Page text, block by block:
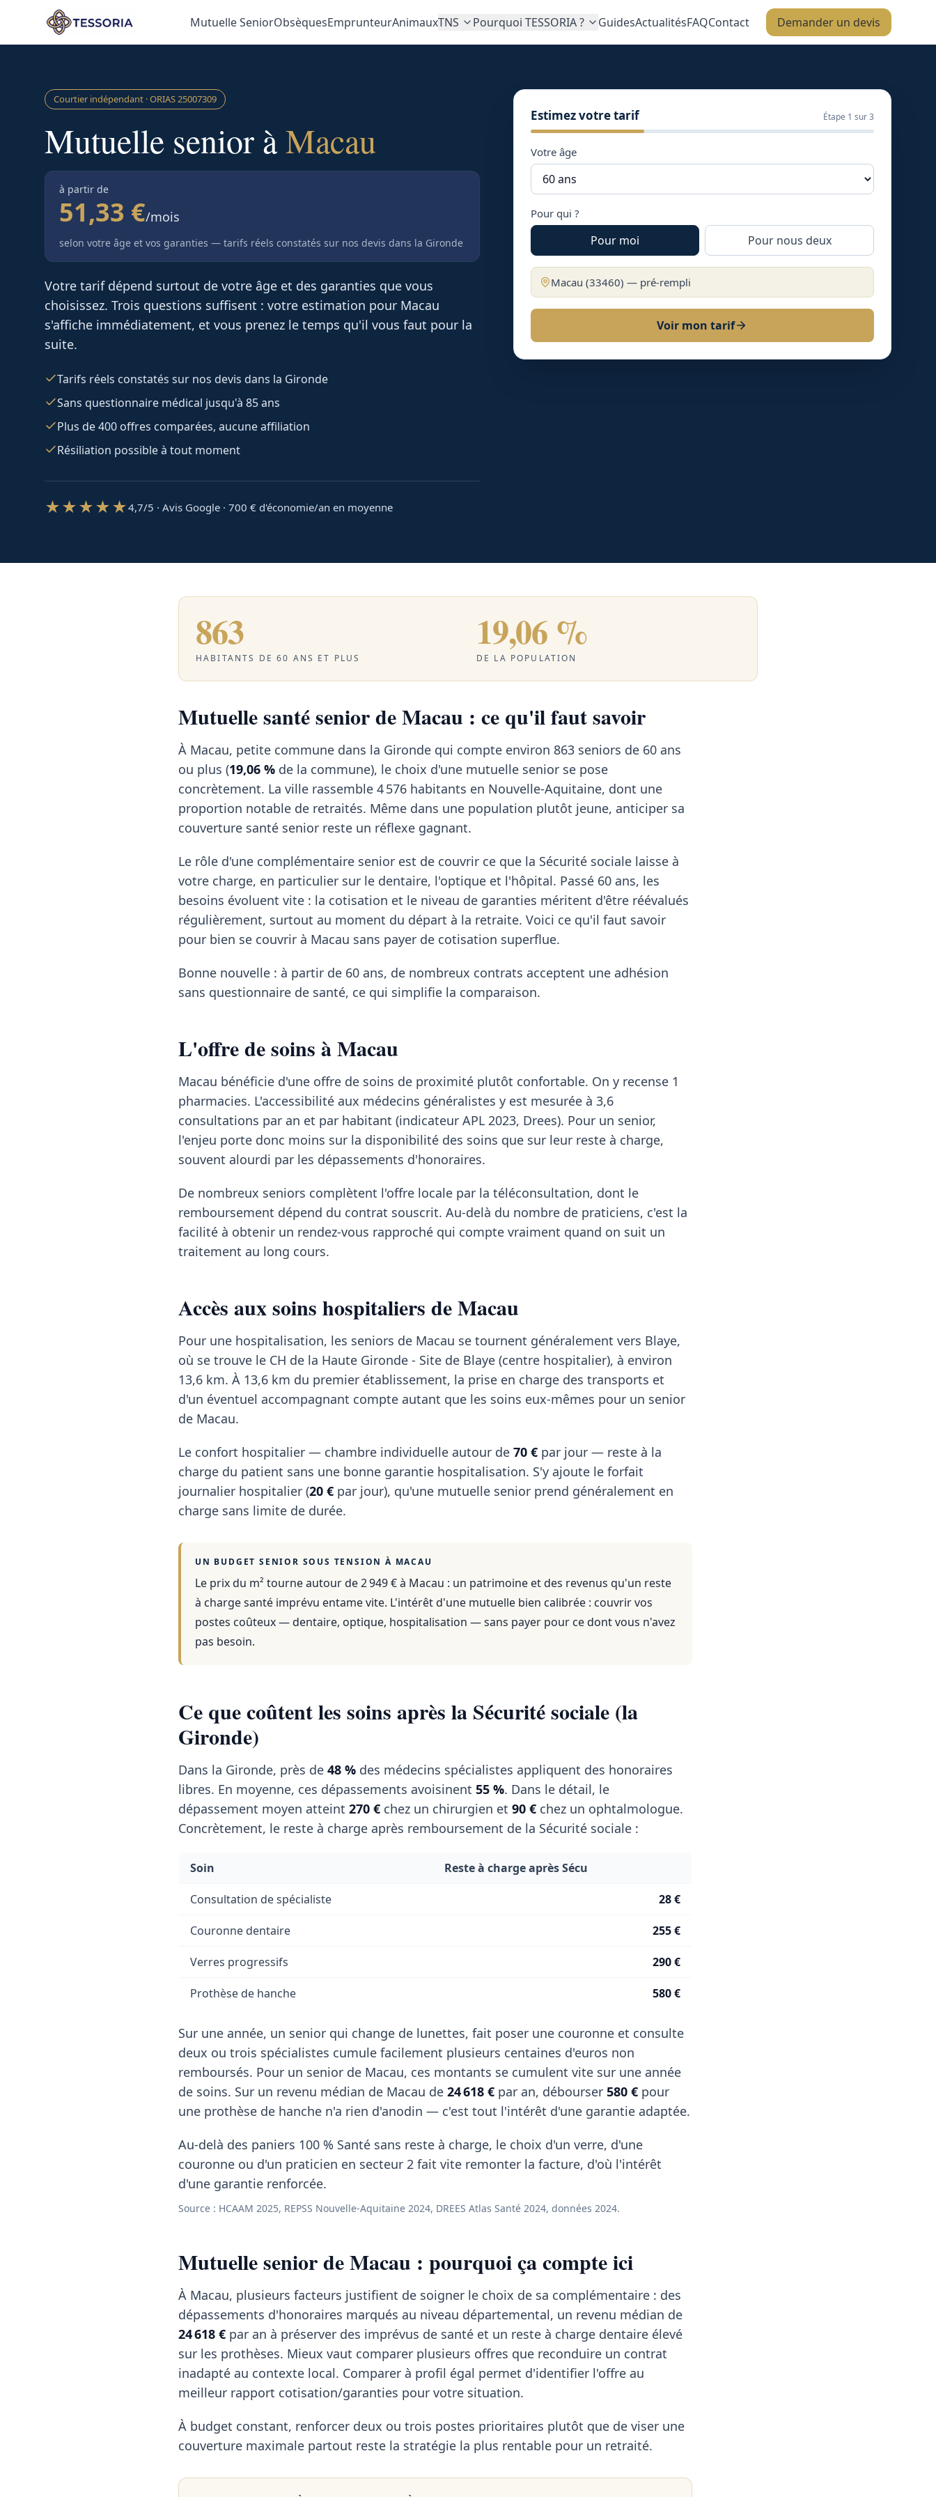
Aller au contenu principal
Mutuelle SeniorObsèquesEmprunteurAnimauxTNS Pourquoi TESSORIA ? GuidesActualitésFAQContact Demander un devis
Courtier indépendant · ORIAS25007309
Mutuelle senior àMacau
à partir de
51,33 €/mois
selon votre âge et vos garanties — tarifs réels constatés sur nos devis dans la Gironde
Votre tarif dépend surtout de votre âge et des garanties que vous
choisissez. Trois questions suffisent : votre estimation pour Macau
s'affiche immédiatement, et vous prenez le temps qu'il vous faut pour la
suite.
Tarifs réels constatés sur nos devis dans la Gironde
Sans questionnaire médical jusqu'à 85 ans
Plus de 400 offres comparées, aucune affiliation
Résiliation possible à tout moment
★★★★★4,7/5 · Avis Google · 700 € d'économie/an en moyenne
Estimez votre tarif Étape 1 sur 3
Votre âge
Pour qui ?
Pour moi Pour nous deux
Macau (33460) — pré-rempli
Voir mon tarif
863
HABITANTS DE 60 ANS ET PLUS
19,06 %
DE LA POPULATION
Mutuelle santé senior de Macau : ce qu'il faut savoir
À Macau, petite commune dans la Gironde qui compte environ 863 seniors de 60 ans
ou plus (19,06 % de la commune), le choix d'une mutuelle senior se pose
concrètement. La ville rassemble 4 576 habitants en Nouvelle-Aquitaine, dont une
proportion notable de retraités. Même dans une population plutôt jeune, anticiper sa
couverture santé senior reste un réflexe gagnant.
Le rôle d'une complémentaire senior est de couvrir ce que la Sécurité sociale laisse à
votre charge, en particulier sur le dentaire, l'optique et l'hôpital. Passé 60 ans, les
besoins évoluent vite : la cotisation et le niveau de garanties méritent d'être réévalués
régulièrement, surtout au moment du départ à la retraite. Voici ce qu'il faut savoir
pour bien se couvrir à Macau sans payer de cotisation superflue.
Bonne nouvelle : à partir de 60 ans, de nombreux contrats acceptent une adhésion
sans questionnaire de santé, ce qui simplifie la comparaison.
L'offre de soins à Macau
Macau bénéficie d'une offre de soins de proximité plutôt confortable. On y recense 1
pharmacies. L'accessibilité aux médecins généralistes y est mesurée à 3,6
consultations par an et par habitant (indicateur APL 2023, Drees). Pour un senior,
l'enjeu porte donc moins sur la disponibilité des soins que sur leur reste à charge,
souvent alourdi par les dépassements d'honoraires.
De nombreux seniors complètent l'offre locale par la téléconsultation, dont le
remboursement dépend du contrat souscrit. Au-delà du nombre de praticiens, c'est la
facilité à obtenir un rendez-vous rapproché qui compte vraiment quand on suit un
traitement au long cours.
Accès aux soins hospitaliers de Macau
Pour une hospitalisation, les seniors de Macau se tournent généralement vers Blaye,
où se trouve le CH de la Haute Gironde - Site de Blaye (centre hospitalier), à environ
13,6 km. À 13,6 km du premier établissement, la prise en charge des transports et
d'un éventuel accompagnant compte autant que les soins eux-mêmes pour un senior
de Macau.
Le confort hospitalier — chambre individuelle autour de 70 € par jour — reste à la
charge du patient sans une bonne garantie hospitalisation. S'y ajoute le forfait
journalier hospitalier (20 € par jour), qu'une mutuelle senior prend généralement en
charge sans limite de durée.
UN BUDGET SENIOR SOUS TENSION À MACAU
Le prix du m² tourne autour de 2 949 €à Macau : un patrimoine et des revenus qu'un reste
à charge santé imprévu entame vite. L'intérêt d'une mutuelle bien calibrée : couvrir vos
postes coûteux — dentaire, optique, hospitalisation — sans payer pour ce dont vous n'avez
pas besoin.
Ce que coûtent les soins après la Sécurité sociale (la
Gironde)
Dans la Gironde, près de 48 % des médecins spécialistes appliquent des honoraires
libres. En moyenne, ces dépassements avoisinent 55 %. Dans le détail, le
dépassement moyen atteint 270 € chez un chirurgien et 90 € chez un ophtalmologue.
Concrètement, le reste à charge après remboursement de la Sécurité sociale :
Soin Reste à charge après Sécu
Consultation de spécialiste 28 €
Couronne dentaire 255 €
Verres progressifs 290 €
Prothèse de hanche 580 €
Sur une année, un senior qui change de lunettes, fait poser une couronne et consulte
deux ou trois spécialistes cumule facilement plusieurs centaines d'euros non
remboursés. Pour un senior de Macau, ces montants se cumulent vite sur une année
de soins. Sur un revenu médian de Macau de 24 618 € par an, débourser 580 € pour
une prothèse de hanche n'a rien d'anodin — c'est tout l'intérêt d'une garantie adaptée.
Au-delà des paniers 100 % Santé sans reste à charge, le choix d'un verre, d'une
couronne ou d'un praticien en secteur 2 fait vite remonter la facture, d'où l'intérêt
d'une garantie renforcée.
Source : HCAAM 2025, REPSS Nouvelle-Aquitaine 2024, DREES Atlas Santé 2024, données 2024.
Mutuelle senior de Macau : pourquoi ça compte ici
À Macau, plusieurs facteurs justifient de soigner le choix de sa complémentaire : des
dépassements d'honoraires marqués au niveau départemental, un revenu médian de
24 618 € par an à préserver des imprévus de santé et un reste à charge dentaire élevé
sur les prothèses. Mieux vaut comparer plusieurs offres que reconduire un contrat
inadapté au contexte local. Comparer à profil égal permet d'identifier l'offre au
meilleur rapport cotisation/garanties pour votre situation.
À budget constant, renforcer deux ou trois postes prioritaires plutôt que de viser une
couverture maximale partout reste la stratégie la plus rentable pour un retraité.